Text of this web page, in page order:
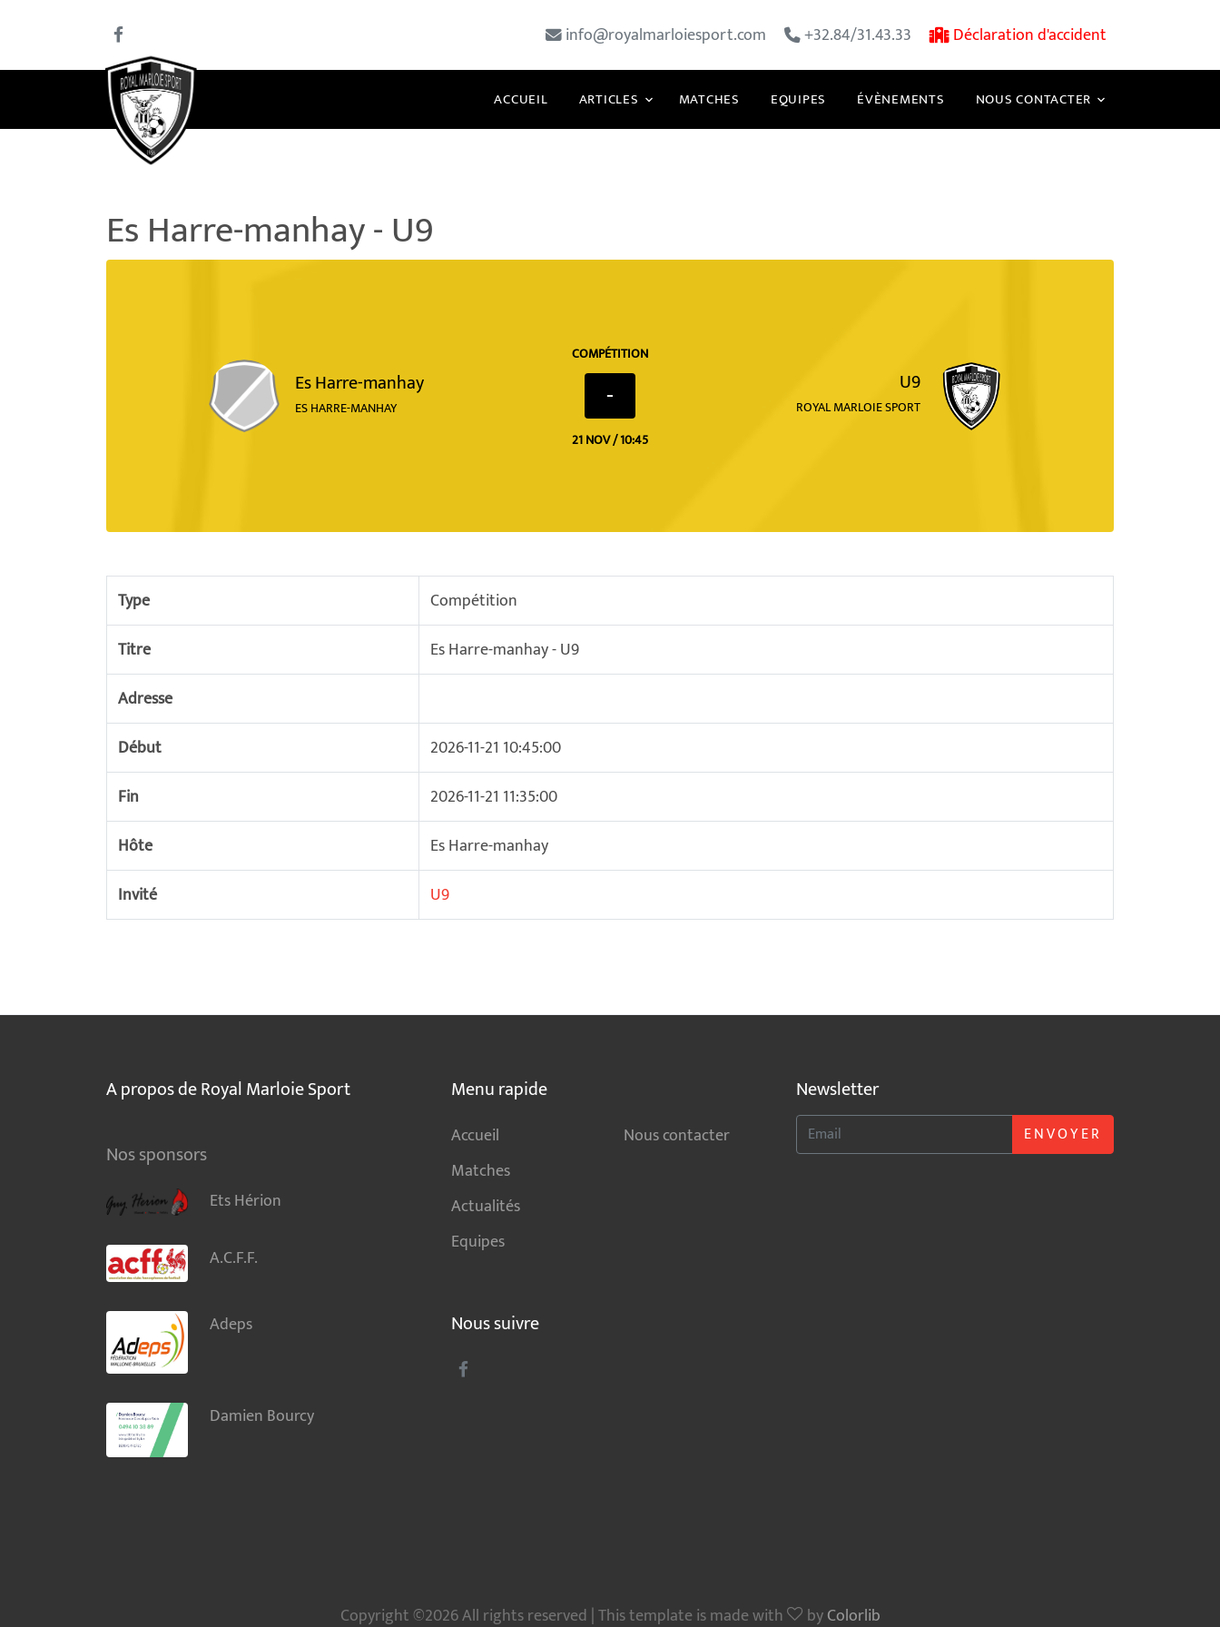
info@royalmarloiesport.com +32.84/31.43.33 Déclaration d'accident
ACCUEIL ARTICLES MATCHES EQUIPES ÉVÈNEMENTS NOUS CONTACTER
Es Harre-manhay - U9
Es Harre-manhay
ES HARRE-MANHAY
COMPÉTITION
-
21 NOV / 10:45
U9
ROYAL MARLOIE SPORT
Type
Compétition
Titre
Es Harre-manhay - U9
Adresse
Début
2026-11-21 10:45:00
Fin
2026-11-21 11:35:00
Hôte
Es Harre-manhay
Invité
U9
A propos de Royal Marloie Sport
Nos sponsors
Ets Hérion
A.C.F.F.
Adeps
Damien Bourcy
Menu rapide
Accueil
Matches
Actualités
Equipes
Nous contacter
Nous suivre
Newsletter
ENVOYER
Copyright ©2026 All rights reserved | This template is made with byColorlib